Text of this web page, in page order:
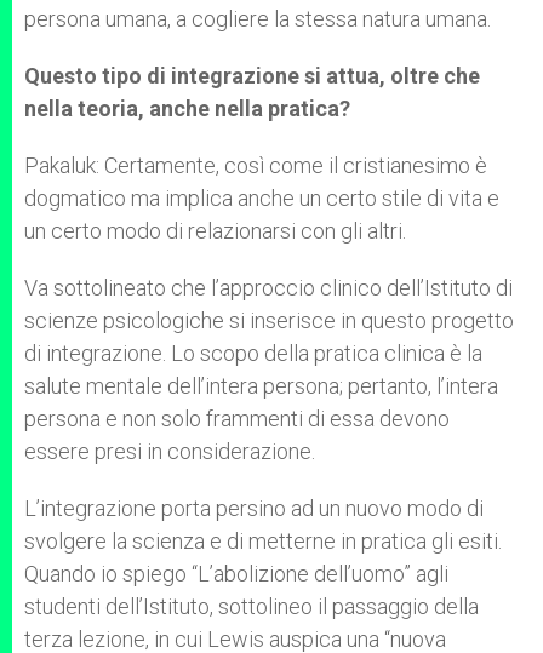
persona umana, a cogliere la stessa natura umana.
Questo tipo di integrazione si attua, oltre che
nella teoria, anche nella pratica?
Pakaluk: Certamente, così come il cristianesimo è
dogmatico ma implica anche un certo stile di vita e
un certo modo di relazionarsi con gli altri.
Va sottolineato che l’approccio clinico dell’Istituto di
scienze psicologiche si inserisce in questo progetto
di integrazione. Lo scopo della pratica clinica è la
salute mentale dell’intera persona; pertanto, l’intera
persona e non solo frammenti di essa devono
essere presi in considerazione.
L’integrazione porta persino ad un nuovo modo di
svolgere la scienza e di metterne in pratica gli esiti.
Quando io spiego “L’abolizione dell’uomo” agli
studenti dell’Istituto, sottolineo il passaggio della
terza lezione, in cui Lewis auspica una “nuova